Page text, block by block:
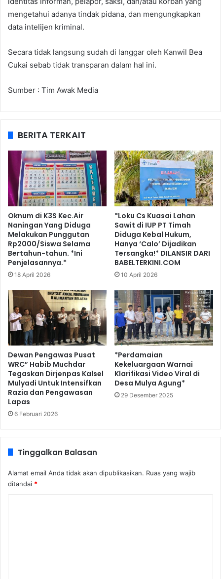
mengetahui adanya tindak pidana, dan mengungkapkan
data intelijen kriminal.
Secara tidak langsung sudah di langgar oleh Kanwil Bea
Cukai sebab tidak transparan dalam hal ini.
Sumber : Tim Awak Media
BERITA TERKAIT
Oknum di K3S Kec.Air
Naningan Yang Diduga
Melakukan Punggutan
Rp2000/Siswa Selama
Bertahun-tahun. *Ini
Penjelasannya.*
18 April 2026
*Loku Cs Kuasai Lahan
Sawit di IUP PT Timah
Diduga Kebal Hukum,
Hanya ‘Calo’ Dijadikan
Tersangka!* DILANSIR DARI
BABELTERKINI.COM
10 April 2026
Dewan Pengawas Pusat
WRC” Habib Muchdar
Tegaskan Dirjenpas Kalsel
Mulyadi Untuk Intensifkan
Razia dan Pengawasan
Lapas
6 Februari 2026
*Perdamaian
Kekeluargaan Warnai
Klarifikasi Video Viral di
Desa Mulya Agung*
29 Desember 2025
Tinggalkan Balasan
Alamat email Anda tidak akan dipublikasikan. Ruas yang wajib
ditandai *